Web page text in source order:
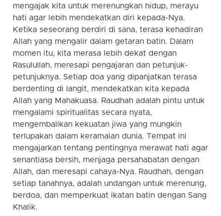
mengajak kita untuk merenungkan hidup, merayu
hati agar lebih mendekatkan diri kepada-Nya.
Ketika seseorang berdiri di sana, terasa kehadiran
Allah yang mengalir dalam getaran batin. Dalam
momen itu, kita merasa lebih dekat dengan
Rasulullah, meresapi pengajaran dan petunjuk-
petunjuknya. Setiap doa yang dipanjatkan terasa
berdenting di langit, mendekatkan kita kepada
Allah yang Mahakuasa. Raudhah adalah pintu untuk
mengalami spiritualitas secara nyata,
mengembalikan kekuatan jiwa yang mungkin
terlupakan dalam keramaian dunia. Tempat ini
mengajarkan tentang pentingnya merawat hati agar
senantiasa bersih, menjaga persahabatan dengan
Allah, dan meresapi cahaya-Nya. Raudhah, dengan
setiap tanahnya, adalah undangan untuk merenung,
berdoa, dan memperkuat ikatan batin dengan Sang
Khalik.